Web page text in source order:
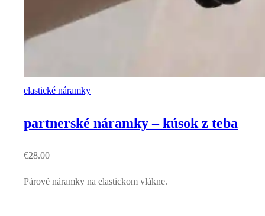
elastické náramky
partnerské náramky – kúsok z teba
€28.00
Párové náramky na elastickom vlákne.